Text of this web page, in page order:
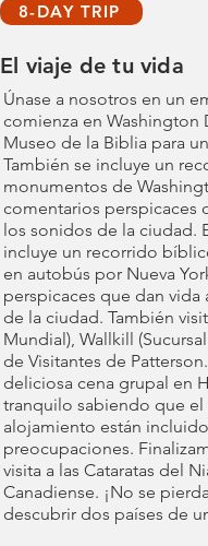
8-DAY TRIP
El viaje de tu vida
Únase a nosotros en un
comienza en Washington
Museo de la Biblia para
También se incluye un
monumentos de
comentarios perspicaces
los sonidos de la ciudad.
incluye un recorrido
en autobús por Nueva
perspicaces que dan vida
de la ciudad. También
Mundial), Wallkill
de Visitantes de
deliciosa cena grupal en
tranquilo sabiendo que el
alojamiento están
preocupaciones.
visita a las Cataratas del
Canadiense. ¡No se
descubrir dos países de